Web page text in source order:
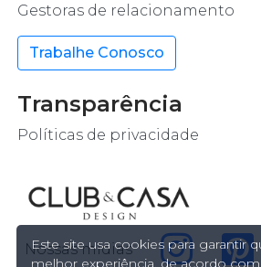
Gestoras de relacionamento
Trabalhe Conosco
Transparência
Políticas de privacidade
Nossas mídias
Este site usa cookies para garantir
melhor experiência, de acordo